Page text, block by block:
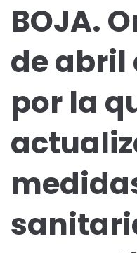
BOJA.
de abril
por la